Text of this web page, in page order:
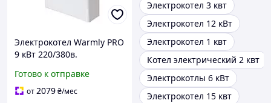
Электрокотел Warmly PRO
9 кВт 220/380в.
Готово к отправке
от2079₴/мес
Электрокотел 3 квт
Электрокотел 12 кВт
Электрокотел 1 квт
Котел электрический 2 квт
Электрокотлы 6 кВт
Электрокотел 15 квт